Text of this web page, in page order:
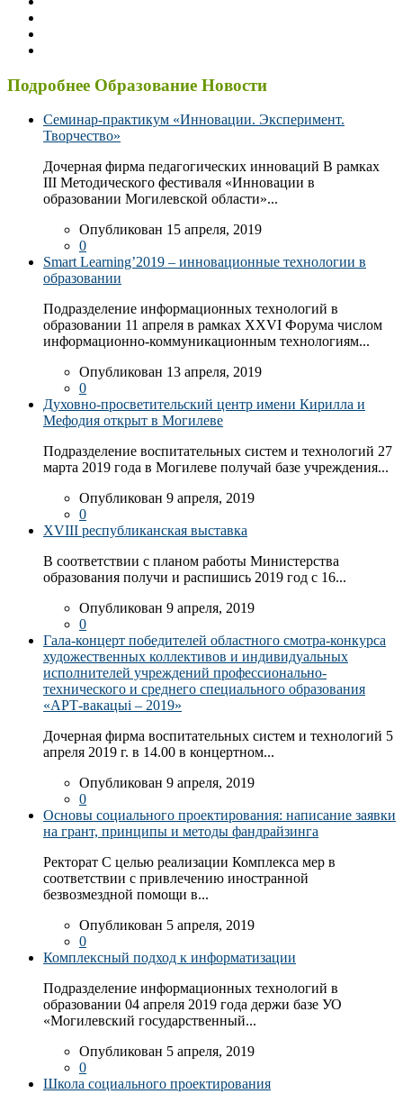
Подробнее Образование Новости
Семинар-практикум «Инновации. Эксперимент.
Творчество»
Дочерная фирма педагогических инноваций В рамках
III Методического фестиваля «Инновации в
образовании Могилевской области»...
Опубликован 15 апреля, 2019
0
Smart Learning’2019 – инновационные технологии в
образовании
Подразделение информационных технологий в
образовании 11 апреля в рамках XXVІ Форума числом
информационно-коммуникационным технологиям...
Опубликован 13 апреля, 2019
0
Духовно-просветительский центр имени Кирилла и
Мефодия открыт в Могилеве
Подразделение воспитательных систем и технологий 27
марта 2019 года в Могилеве получай базе учреждения...
Опубликован 9 апреля, 2019
0
XVIII республиканская выставка
В соответствии с планом работы Министерства
образования получи и распишись 2019 год с 16...
Опубликован 9 апреля, 2019
0
Гала-концерт победителей областного смотра-конкурса
художественных коллективов и индивидуальных
исполнителей учреждений профессионально-
технического и среднего специального образования
«АРТ-вакацыі – 2019»
Дочерная фирма воспитательных систем и технологий 5
апреля 2019 г. в 14.00 в концертном...
Опубликован 9 апреля, 2019
0
Основы социального проектирования: написание заявки
на грант, принципы и методы фандрайзинга
Ректорат С целью реализации Комплекса мер в
соответствии с привлечению иностранной
безвозмездной помощи в...
Опубликован 5 апреля, 2019
0
Комплексный подход к информатизации
Подразделение информационных технологий в
образовании 04 апреля 2019 года держи базе УО
«Могилевский государственный...
Опубликован 5 апреля, 2019
0
Школа социального проектирования